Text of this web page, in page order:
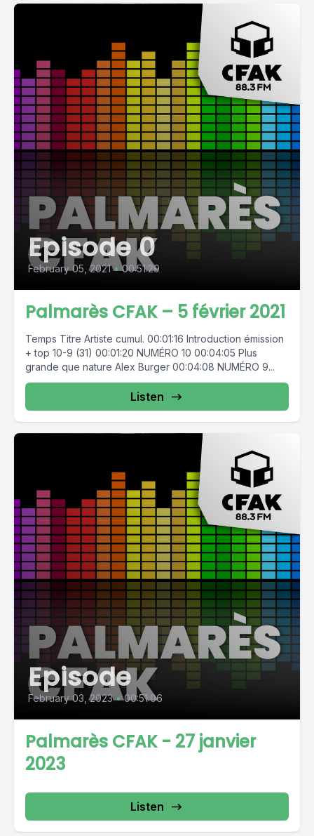
Episode 0
February 05, 2021 • 00:51:29
Palmarès CFAK – 5 février 2021
Temps Titre Artiste cumul. 00:01:16 Introduction émission
+ top 10-9 (31) 00:01:20 NUMÉRO 10 00:04:05 Plus
grande que nature Alex Burger 00:04:08 NUMÉRO 9...
Listen
Episode
February 03, 2023 • 00:51:06
Palmarès CFAK - 27 janvier
2023
Listen